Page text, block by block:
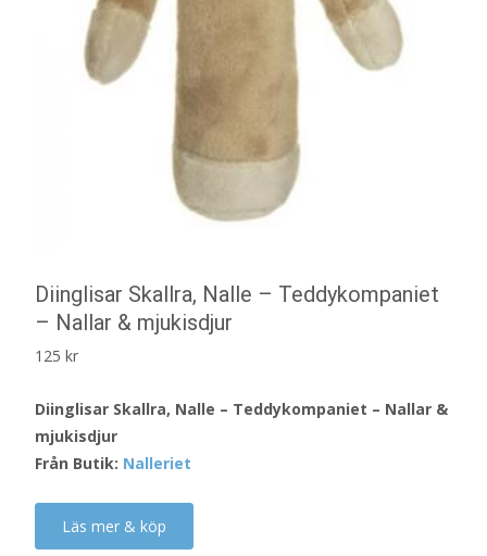
Diinglisar Skallra, Nalle – Teddykompaniet
– Nallar & mjukisdjur
125 kr
Diinglisar Skallra, Nalle – Teddykompaniet – Nallar &
mjukisdjur
Från Butik: Nalleriet
Läs mer & köp